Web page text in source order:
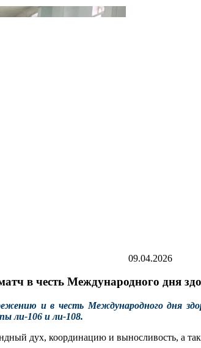
09.04.2026
в честь Международного дня
и в честь Международного дня
ли-106 и ли-108.
дух, координацию и выносливость, а